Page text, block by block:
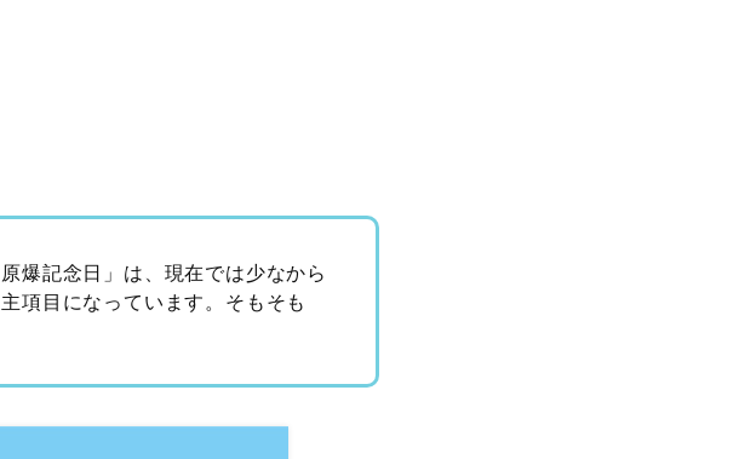
爆記念日」は、現在では少なから
項目になっています。そもそも